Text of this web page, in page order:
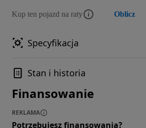
Kup ten pojazd na raty Oblicz
Specyfikacja
Stan i historia
Finansowanie
REKLAMA
Potrzebujesz finansowania?